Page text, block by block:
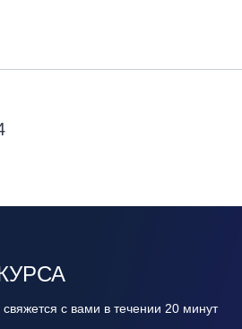
с вами в течении 20 минут